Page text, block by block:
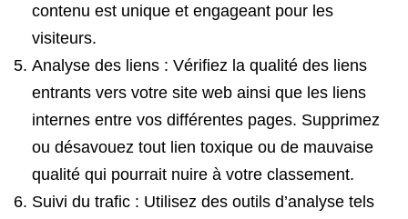
contenu est unique et engageant pour les
visiteurs.
Analyse des liens : Vérifiez la qualité des liens
entrants vers votre site web ainsi que les liens
internes entre vos différentes pages. Supprimez
ou désavouez tout lien toxique ou de mauvaise
qualité qui pourrait nuire à votre classement.
Suivi du trafic : Utilisez des outils d’analyse tels